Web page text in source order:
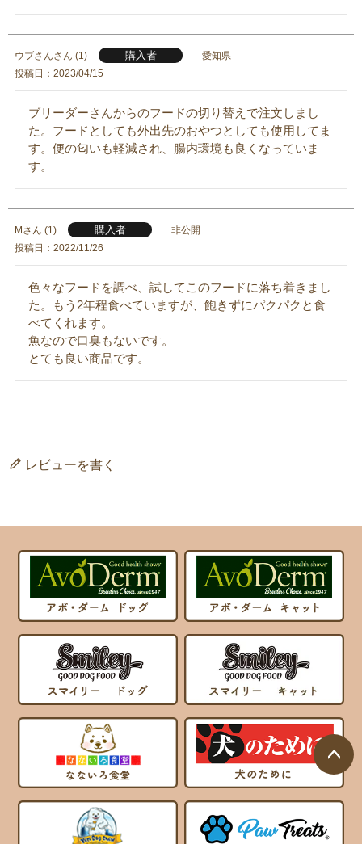
ウブさん 1 購入者
愛知県
投稿日
2023/04/15
ブリーダーさんからのフードの切り替えで注文しまし
た。フードとしても外出先のおやつとしても使用してま
す。便の匂いも軽減され、腸内環境も良くなっていま
す。
M 1 購入者
非公開
投稿日
2022/11/26
色々なフードを調べ、試してこのフードに落ち着きまし
た。もう2年程食べていますが、飽きずにパクパクと食
べてくれます。
魚なので口臭もないです。
とても良い商品です。
レビューを書く
ページ
トップ
へ